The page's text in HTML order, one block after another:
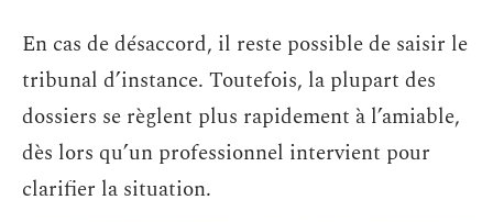
En cas de désaccord, il reste possible de saisir le
tribunal d’instance. Toutefois, la plupart des
dossiers se règlent plus rapidement à l’amiable,
dès lors qu’un professionnel intervient pour
clarifier la situation.